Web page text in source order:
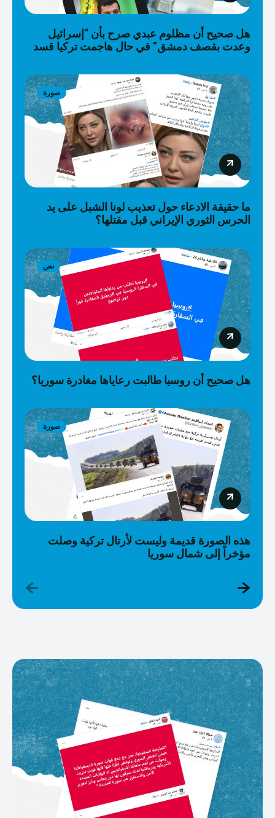
هل صحيح أن مظلوم عبدي صرح بأن “إسرائيل
وعدت بقصف دمشق” في حال هاجمت تركيا قسد
صورة
ما حقيقة الادعاء حول تعذيب لونا الشبل على يد
الحرس الثوري الإيراني قبل مقتلها؟
نص
هل صحيح أن روسيا طالبت رعاياها مغادرة سوريا؟
صورة
هذه الصورة قديمة وليست لأرتال تركية وصلت
مؤخراً إلى شمال سوريا